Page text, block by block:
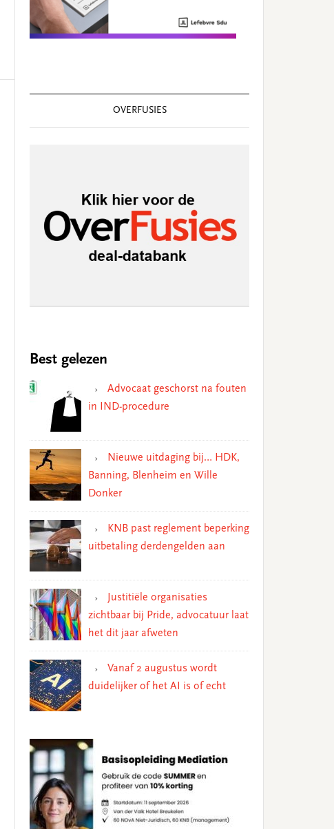
OVERFUSIES
Best gelezen
Advocaat geschorst na fouten
in IND-procedure
Nieuwe uitdaging bij… HDK,
Banning, Blenheim en Wille
Donker
KNB past reglement beperking
uitbetaling derdengelden aan
Justitiële organisaties
zichtbaar bij Pride, advocatuur laat
het dit jaar afweten
Vanaf 2 augustus wordt
duidelijker of het AI is of echt